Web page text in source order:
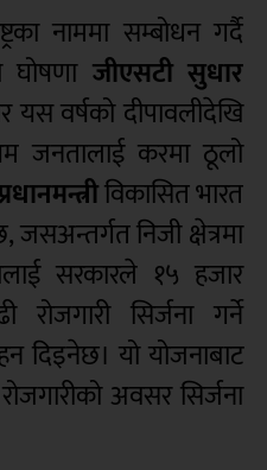
नाममा सम्बोधन गर्दै
घोषणा जीएसटी सुधार
यस वर्षको दीपावलीदेखि
करमा ठूलो
विकासित भारत
निजी क्षेत्रमा
सरकारले १५ हजार
रोजगारी सिर्जना गर्ने
दिइनेछ। यो योजनाबाट
अवसर सिर्जना